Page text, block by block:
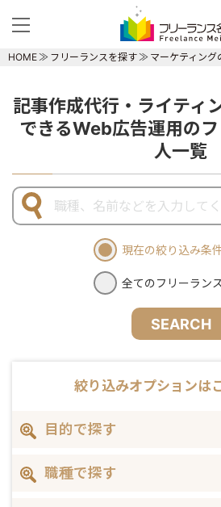
HOME フリーランスを探す マーケティン
記事作成代行・ライティ
できるWeb広告運用の
人一覧
現在の絞り込み条
全てのフリーラン
SEARCH
絞り込みオプションは
目的で探す
職種で探す